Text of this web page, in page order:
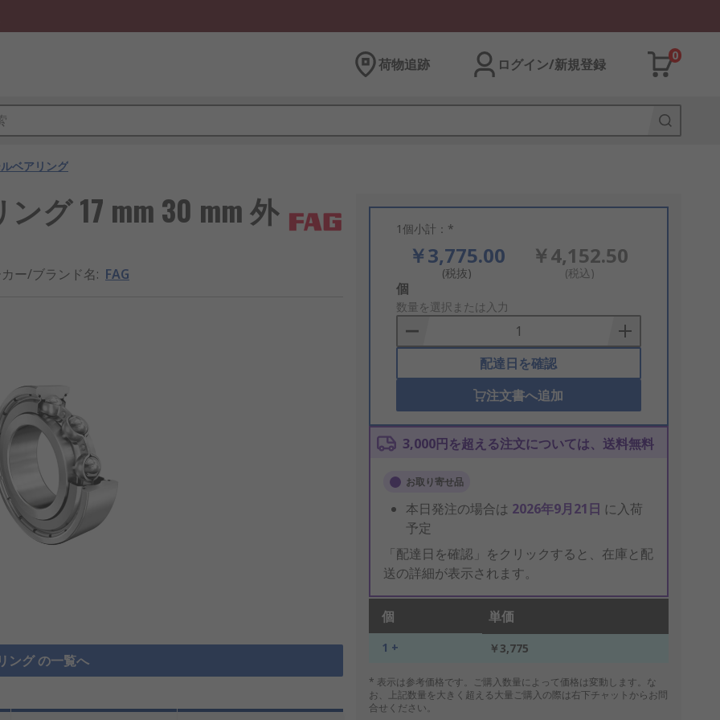
荷物追跡 ログイン/新規登録
0
ベアリング
グ 17 mm 30 mm 外
ー/ブランド名: FAG
ング の一覧へ
1個小計：*
￥3,775.00
(税抜)
￥4,152.50
(税込)
Add
to
Basket
個
数量を選択または入力
配達日を確認
注文書へ追加
3,000円を超える注文については、送料無料
お取り寄せ品
本日発注の場合は 2026年9月21日 に入荷
予定
「配達日を確認」をクリックすると、在庫と配
送の詳細が表示されます。
個 単価
1 + ￥3,775
* 表示は参考価格です。ご購入数量によって価格は変動します。な
お、上記数量を大きく超える大量ご購入の際は右下チャットからお問
合せください。